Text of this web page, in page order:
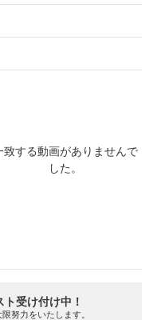
致する動画がありませんで
した。
受け付け中！
努力をいたします。